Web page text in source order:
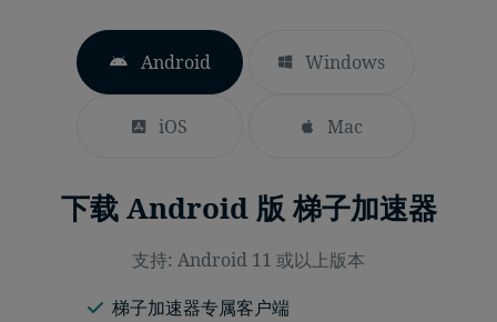
Android Windows
iOS Mac
下载 Android 版 梯子加速器
支持: Android 11 或以上版本
梯子加速器专属客户端